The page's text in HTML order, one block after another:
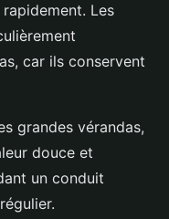
Les
car ils conservent
grandes vérandas,
douce et
un conduit